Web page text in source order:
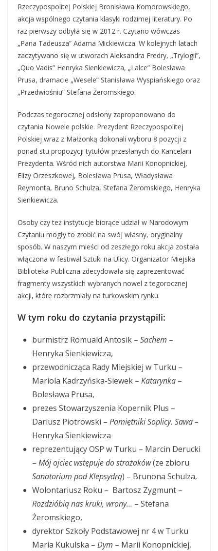
Rzeczypospolitej Polskiej Bronisława Komorowskiego,
akcja wspólnego czytania klasyki rodzimej literatury. Po
raz pierwszy odbyła się w 2012 r. Czytano wówczas
„Pana Tadeusza” Adama Mickiewicza. W kolejnych latach
zaczytywano się w utworach Aleksandra Fredry, „Trylogii”,
„Quo Vadis” Henryka Sienkiewicza, „Lalce” Bolesława
Prusa, dramacie „Wesele” Stanisława Wyspiańskiego oraz
„Przedwiośniu” Stefana Żeromskiego.
Podczas tegorocznej odsłony zaproponowano do
czytania Nowele polskie. Prezydent Rzeczypospolitej
Polskiej wraz z Małżonką dokonali wyboru 8 pozycji z
ponad stu propozycji tytułów przesłanych do Kancelarii
Prezydenta. Wśród nich autorstwa Marii Konopnickiej,
Elizy Orzeszkowej, Bolesława Prusa, Władysława
Reymonta, Bruno Schulza, Stefana Żeromskiego, Henryka
Sienkiewicza.
Osoby czy też instytucje biorące udział w Narodowym
Czytaniu mogły to zrobić na swój własny, oryginalny
sposób. W naszym mieści od zeszłego roku akcja została
włączona w festiwal Sztuki na Ulicy. Organizator Miejska
Biblioteka Publiczna zdecydowała się zaprezentować
fragmenty wszystkich wybranych nowel z tegorocznej
akcji, które rozbrzmiały na turkowskim rynku.
W tym roku do czytania przystąpili:
burmistrz Romuald Antosik – Sachem –
Henryka Sienkiewicza,
przewodnicząca Rady Miejskiej w Turku –
Mariola Kadrzyńska-Siewek – Katarynka –
Bolesława Prusa,
prezes Stowarzyszenia Kopernik Plus –
Dariusz Piotrowski – Pamiętniki Soplicy. Sawa –
Henryka Sienkiewicza
reprezentujący OSP w Turku – Marcin Derucki
– Mój ojciec wstępuje do strażaków(ze zbioru:
Sanatorium pod Klepsydrą) – Brunona Schulza,
Wolontariusz Roku – Bartosz Zygmunt –
Rozdzióbią nas kruki, wrony… – Stefana
Żeromskiego,
dyrektor Szkoły Podstawowej nr 4 w Turku
Maria Kukulska – Dym – Marii Konopnickiej,